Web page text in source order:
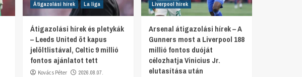
Átigazolási hírek La liga
Átigazolási hírek és pletykák
– Leeds United öt kapus
jelöltlistával, Celtic 9 millió
fontos ajánlatot tett
Kovács Péter 2026.08.07.
Liverpool hírek
Arsenal átigazolási hírek – A
Gunners most a Liverpool 188
millió fontos duóját
célozhatja Vinicius Jr.
elutasítása után